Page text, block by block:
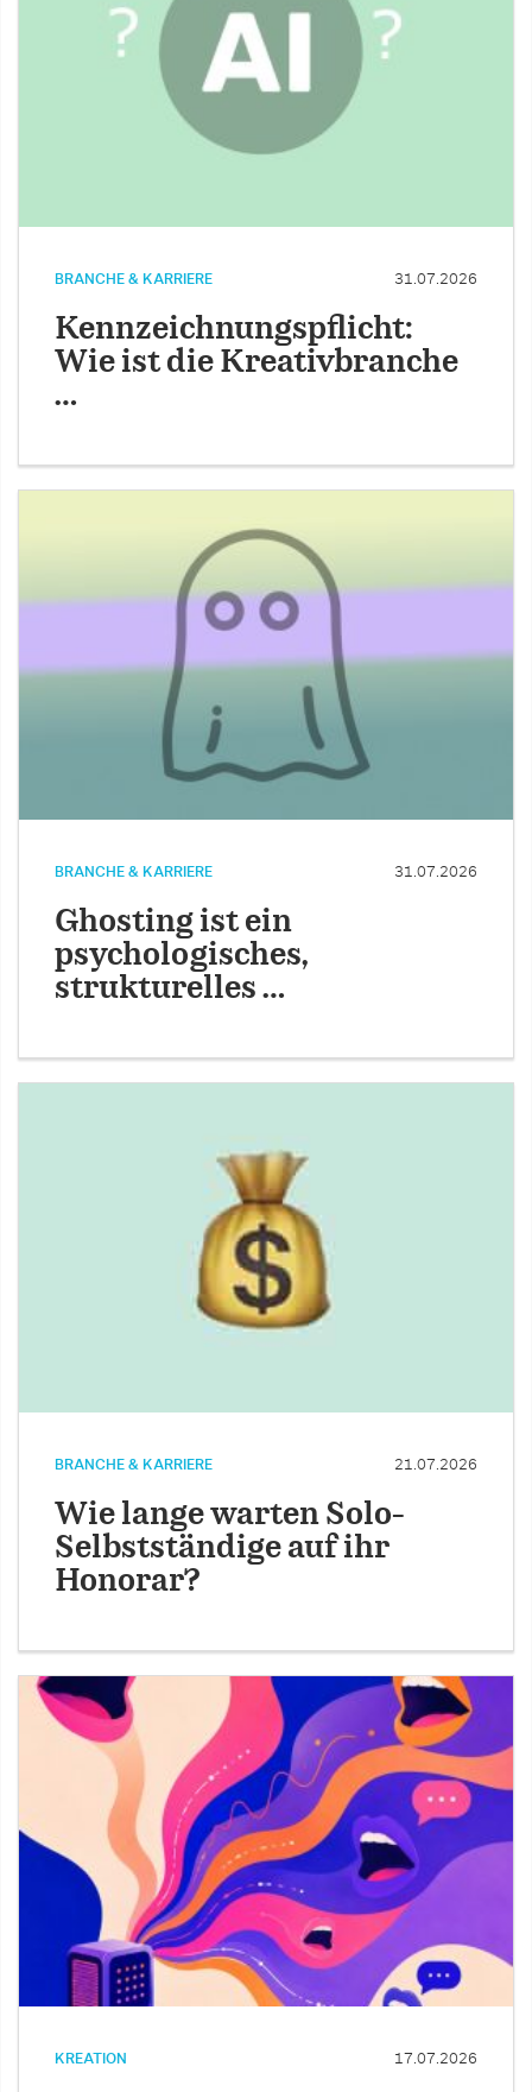
BRANCHE & KARRIERE 31.07.2026
Kennzeichnungspflicht:
Wie ist die Kreativbranche
…
BRANCHE & KARRIERE 31.07.2026
Ghosting ist ein
psychologisches,
strukturelles …
BRANCHE & KARRIERE 21.07.2026
Wie lange warten Solo-
Selbstständige auf ihr
Honorar?
KREATION 17.07.2026